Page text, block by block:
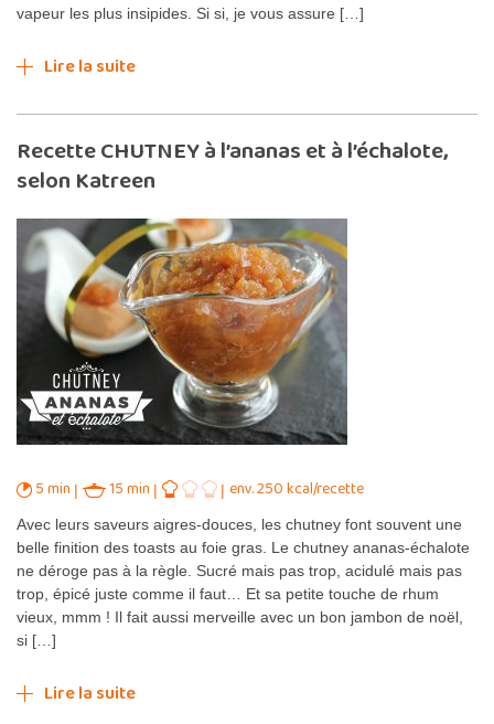
vapeur les plus insipides. Si si, je vous assure […]
Lire la suite
Recette CHUTNEY à l’ananas et à l’échalote,
selon Katreen
5 min 15 min env. 250 kcal/recette
Avec leurs saveurs aigres-douces, les chutney font souvent une
belle finition des toasts au foie gras. Le chutney ananas-échalote
ne déroge pas à la règle. Sucré mais pas trop, acidulé mais pas
trop, épicé juste comme il faut… Et sa petite touche de rhum
vieux, mmm ! Il fait aussi merveille avec un bon jambon de noël,
si […]
Lire la suite